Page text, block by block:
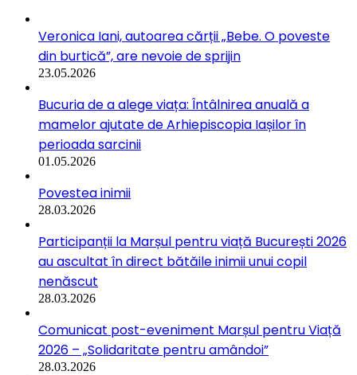
Veronica Iani, autoarea cărții „Bebe. O poveste
din burtică”, are nevoie de sprijin
23.05.2026
Bucuria de a alege viața: Întâlnirea anuală a
mamelor ajutate de Arhiepiscopia Iașilor în
perioada sarcinii
01.05.2026
Povestea inimii
28.03.2026
Participanții la Marșul pentru viață București 2026
au ascultat în direct bătăile inimii unui copil
nenăscut
28.03.2026
Comunicat post-eveniment Marșul pentru Viață
2026 – „Solidaritate pentru amândoi”
28.03.2026